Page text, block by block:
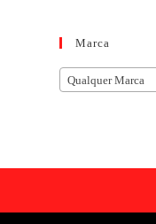
Marca
Qualquer Marca